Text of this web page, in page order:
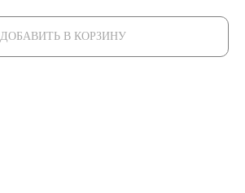
ДОБАВИТЬ В КОРЗИНУ